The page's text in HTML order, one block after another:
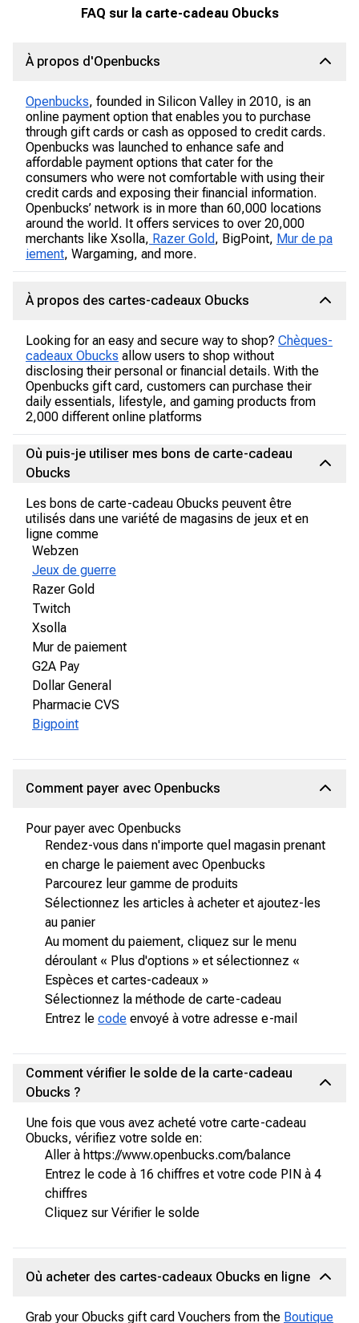
FAQ sur la carte-cadeau Obucks
À propos d'Openbucks
Openbucks, founded in Silicon Valley in 2010, is an
online payment option that enables you to purchase
through gift cards or cash as opposed to credit cards.
Openbucks was launched to enhance safe and
affordable payment options that cater for the
consumers who were not comfortable with using their
credit cards and exposing their financial information.
Openbucks’ network is in more than 60,000 locations
around the world. It offers services to over 20,000
merchants like Xsolla, Razer Gold, BigPoint, Mur de pa
iement, Wargaming, and more.
À propos des cartes-cadeaux Obucks
Looking for an easy and secure way to shop? Chèques-
cadeaux Obucks allow users to shop without
disclosing their personal or financial details. With the
Openbucks gift card, customers can purchase their
daily essentials, lifestyle, and gaming products from
2,000 different online platforms
Où puis-je utiliser mes bons de carte-cadeau
Obucks
Les bons de carte-cadeau Obucks peuvent être
utilisés dans une variété de magasins de jeux et en
ligne comme
Webzen
Jeux de guerre
Razer Gold
Twitch
Xsolla
Mur de paiement
G2A Pay
Dollar General
Pharmacie CVS
Bigpoint
Comment payer avec Openbucks
Pour payer avec Openbucks
Rendez-vous dans n'importe quel magasin prenant
en charge le paiement avec Openbucks
Parcourez leur gamme de produits
Sélectionnez les articles à acheter et ajoutez-les
au panier
Au moment du paiement, cliquez sur le menu
déroulant « Plus d'options » et sélectionnez «
Espèces et cartes-cadeaux »
Sélectionnez la méthode de carte-cadeau
Entrez le code envoyé à votre adresse e-mail
Comment vérifier le solde de la carte-cadeau
Obucks ?
Une fois que vous avez acheté votre carte-cadeau
Obucks, vérifiez votre solde en:
Aller à https://www.openbucks.com/balance
Entrez le code à 16 chiffres et votre code PIN à 4
chiffres
Cliquez sur Vérifier le solde
Où acheter des cartes-cadeaux Obucks en ligne
Grab your Obucks gift card Vouchers from the Boutique